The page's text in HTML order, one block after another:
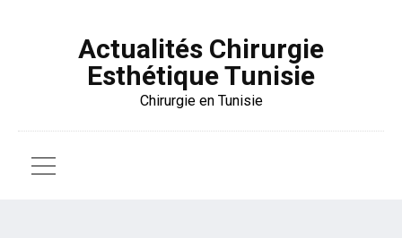
Actualités Chirurgie
Esthétique Tunisie
Chirurgie en Tunisie